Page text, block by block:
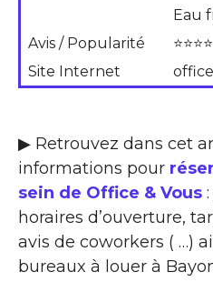
Eau
Avis / Popularité
Site Internet
▶ Retrouvez dans cet
informations pour
sein de Office & Vous
horaires d’ouverture,
avis de coworkers ( …)
bureaux à louer à